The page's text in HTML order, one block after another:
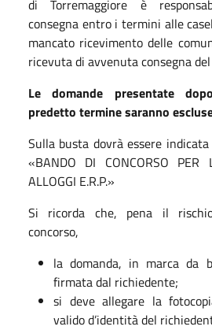
di Torremaggiore è
consegna entro i termini alle
mancato ricevimento delle
ricevuta di avvenuta consegna del
Le domande presentate
predetto termine saranno
Sulla busta dovrà essere
«BANDO DI CONCORSO PER
ALLOGGI E.R.P.»
Si ricorda che, pena il
concorso,
la domanda, in marca da
firmata dal richiedente;
si deve allegare la
valido d’identità del